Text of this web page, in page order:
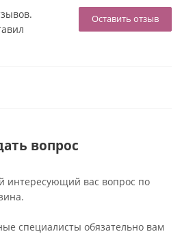
Оставить отзыв
вопрос
интересующий вас вопрос по
специалисты обязательно вам